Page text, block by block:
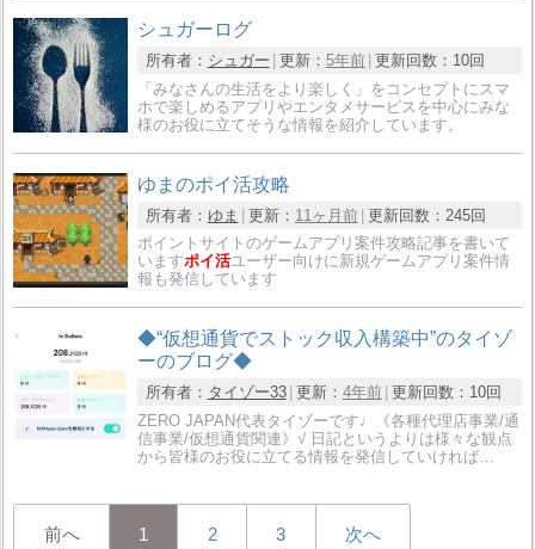
シュガーログ
所有者： シュガー 更新： 5年前 更新回数： 10回
「みなさんの生活をより楽しく」をコンセプトにスマ
ホで楽しめるアプリやエンタメサービスを中心にみな
様のお役に立てそうな情報を紹介しています。
ゆまのポイ活攻略
所有者： ゆま 更新： 11ヶ月前 更新回数： 245回
ポイントサイトのゲームアプリ案件攻略記事を書いて
いますポイ活ユーザー向けに新規ゲームアプリ案件情
報も発信しています
◆“仮想通貨でストック収入構築中”のタイゾ
ー️のブログ◆
所有者： タイゾー33 更新： 4年前 更新回数： 10回
ZERO JAPAN代表タイゾーです️️️♩《各種代理店事業/通
信事業/仮想通貨関連》√ 日記というよりは様々な観点
から皆様のお役に立てる情報を発信していければ…
前へ 1 2 3 次へ